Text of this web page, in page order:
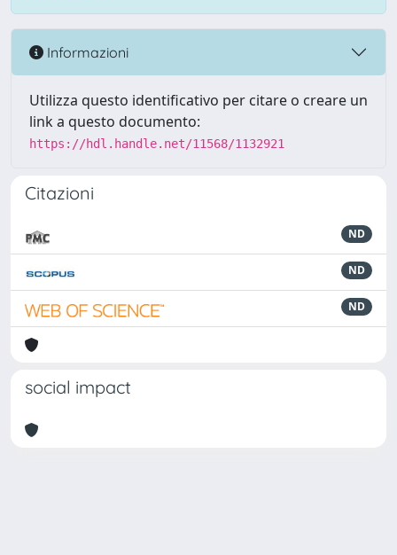
Informazioni
Utilizza questo identificativo per citare o creare un
link a questo documento:
https://hdl.handle.net/11568/1132921
Citazioni
ND
ND
ND
social impact